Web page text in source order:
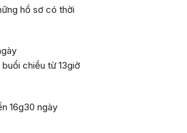
hồ sơ có thời
buổi chiều từ13giờ
16g30 ngày